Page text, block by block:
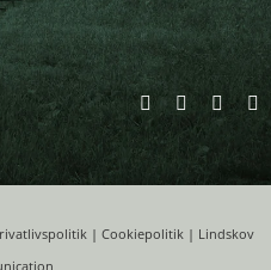
| Cookiepolitik| Lindskov